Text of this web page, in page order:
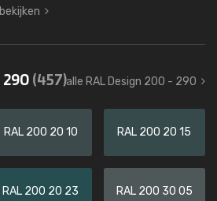
(457)alle RAL Design 200 - 290
RAL 200 20 10 RAL 200 20 15
RAL 200 20 23 RAL 200 30 05